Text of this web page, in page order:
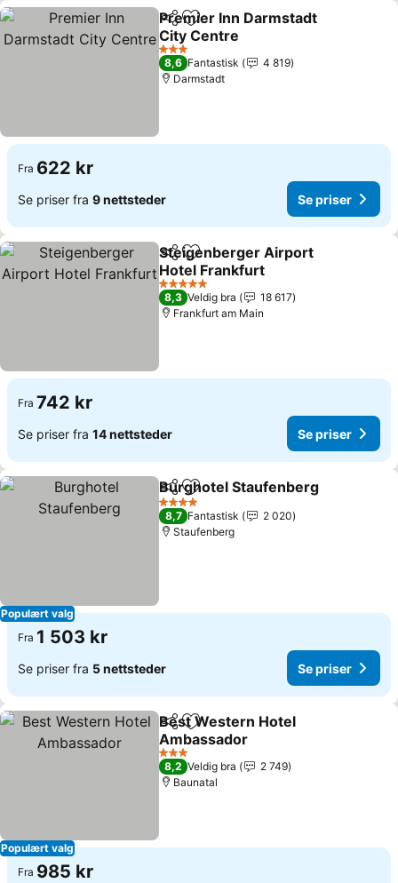
Del Legg til i favoritter
Premier Inn Darmstadt
City Centre
3 Stjerner
8,6 Fantastisk
4 819
Darmstadt
Fra 622 kr
Se priser fra 9 nettsteder Se priser
Del Legg til i favoritter
Steigenberger Airport
Hotel Frankfurt
5 Stjerner
8,3 Veldig bra
18 617
Frankfurt am Main
Fra 742 kr
Se priser fra 14 nettsteder Se priser
Populært valg
Del Legg til i favoritter
Burghotel Staufenberg
4 Stjerner
8,7 Fantastisk
2 020
Staufenberg
Fra 1 503 kr
Se priser fra 5 nettsteder Se priser
Populært valg
Del Legg til i favoritter
Best Western Hotel
Ambassador
3 Stjerner
8,2 Veldig bra
2 749
Baunatal
Fra 985 kr